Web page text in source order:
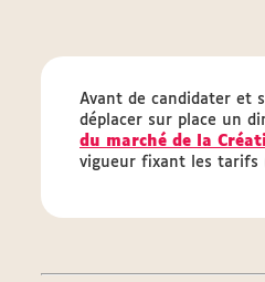
Avant de candidater et
déplacer sur place un
du marché de la
vigueur fixant les tarifs